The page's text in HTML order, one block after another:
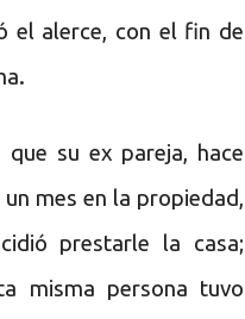
el alerce, con el fin de
su ex pareja, hace
mes en la propiedad,
prestarle la casa;
misma persona tuvo